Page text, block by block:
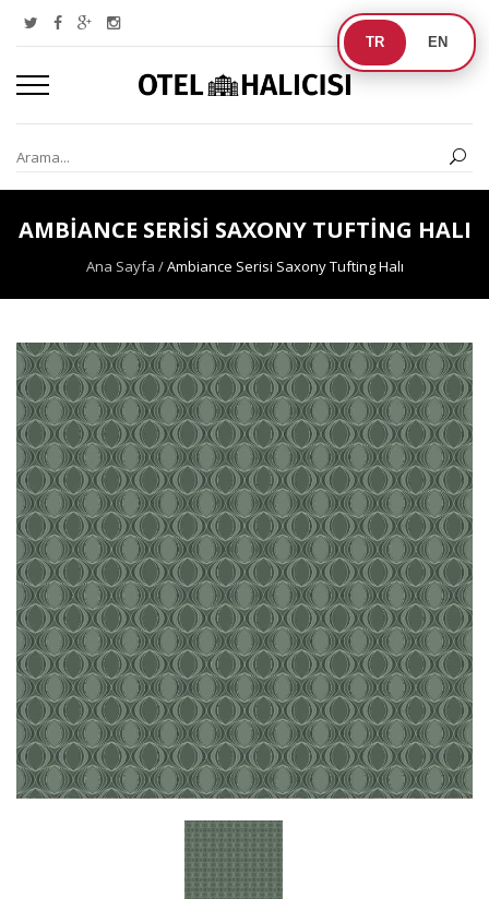
TR EN
AMBIANCE SERISI SAXONY TUFTING HALI
Ana Sayfa /Ambiance Serisi Saxony Tufting Halı